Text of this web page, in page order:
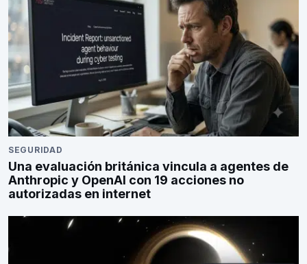
SEGURIDAD
Una evaluación británica vincula a agentes de
Anthropic y OpenAI con 19 acciones no
autorizadas en internet